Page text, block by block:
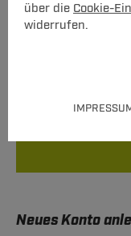
über die Cookie-
widerrufen.
angemeldet bleiben
Neues Konto